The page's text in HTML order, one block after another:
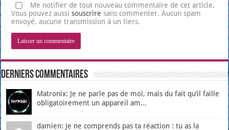
Me notifier de tout nouveau commentaire de cet article.
Vous pouvez aussisouscrire sans commenter. Aucun spam
envoyé, aucune transmission à un tiers.
Derniers Commentaires
Matronix: Je ne parle pas de moi, mais du fait qu’il faille
obligatoirement un appareil am...
damien: Je ne comprends pas ta réaction : tu as la